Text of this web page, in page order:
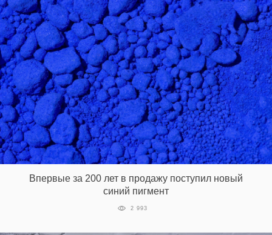
Впервые за 200 лет в продажу поступил новый
синий пигмент
2 993